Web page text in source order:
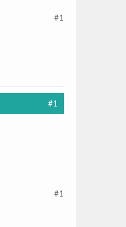
#1
#1
#1